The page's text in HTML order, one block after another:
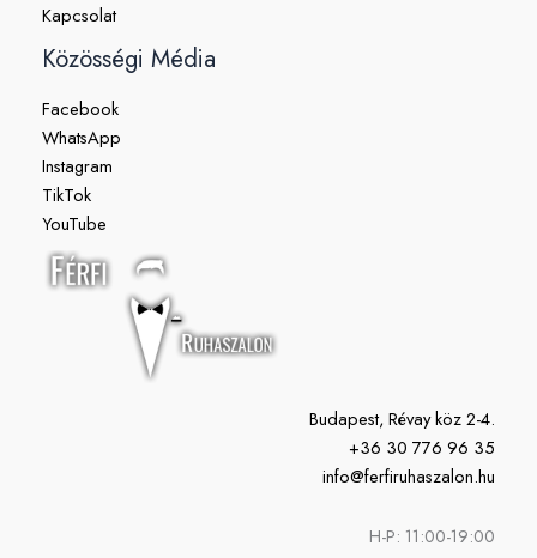
Kapcsolat
Közösségi Média
Facebook
WhatsApp
Instagram
TikTok
YouTube
Budapest, Révay köz 2-4.
+36 30 776 96 35
info@ferfiruhaszalon.hu
H-P: 11:00-19:00